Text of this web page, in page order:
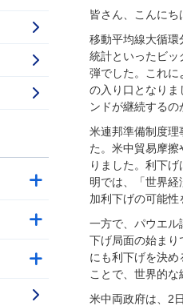
皆さん、こんにち
移動平均線大循
統計といったビ
弾でした。これに
の入り口となり
ンドが継続する
米連邦準備制度
た。米中貿易摩
りました。利下
明では、「世界
加利下げの可能性
一方で、パウエル
下げ局面の始まり
にも利下げを決
ことで、世界的な
米中両政府は、2